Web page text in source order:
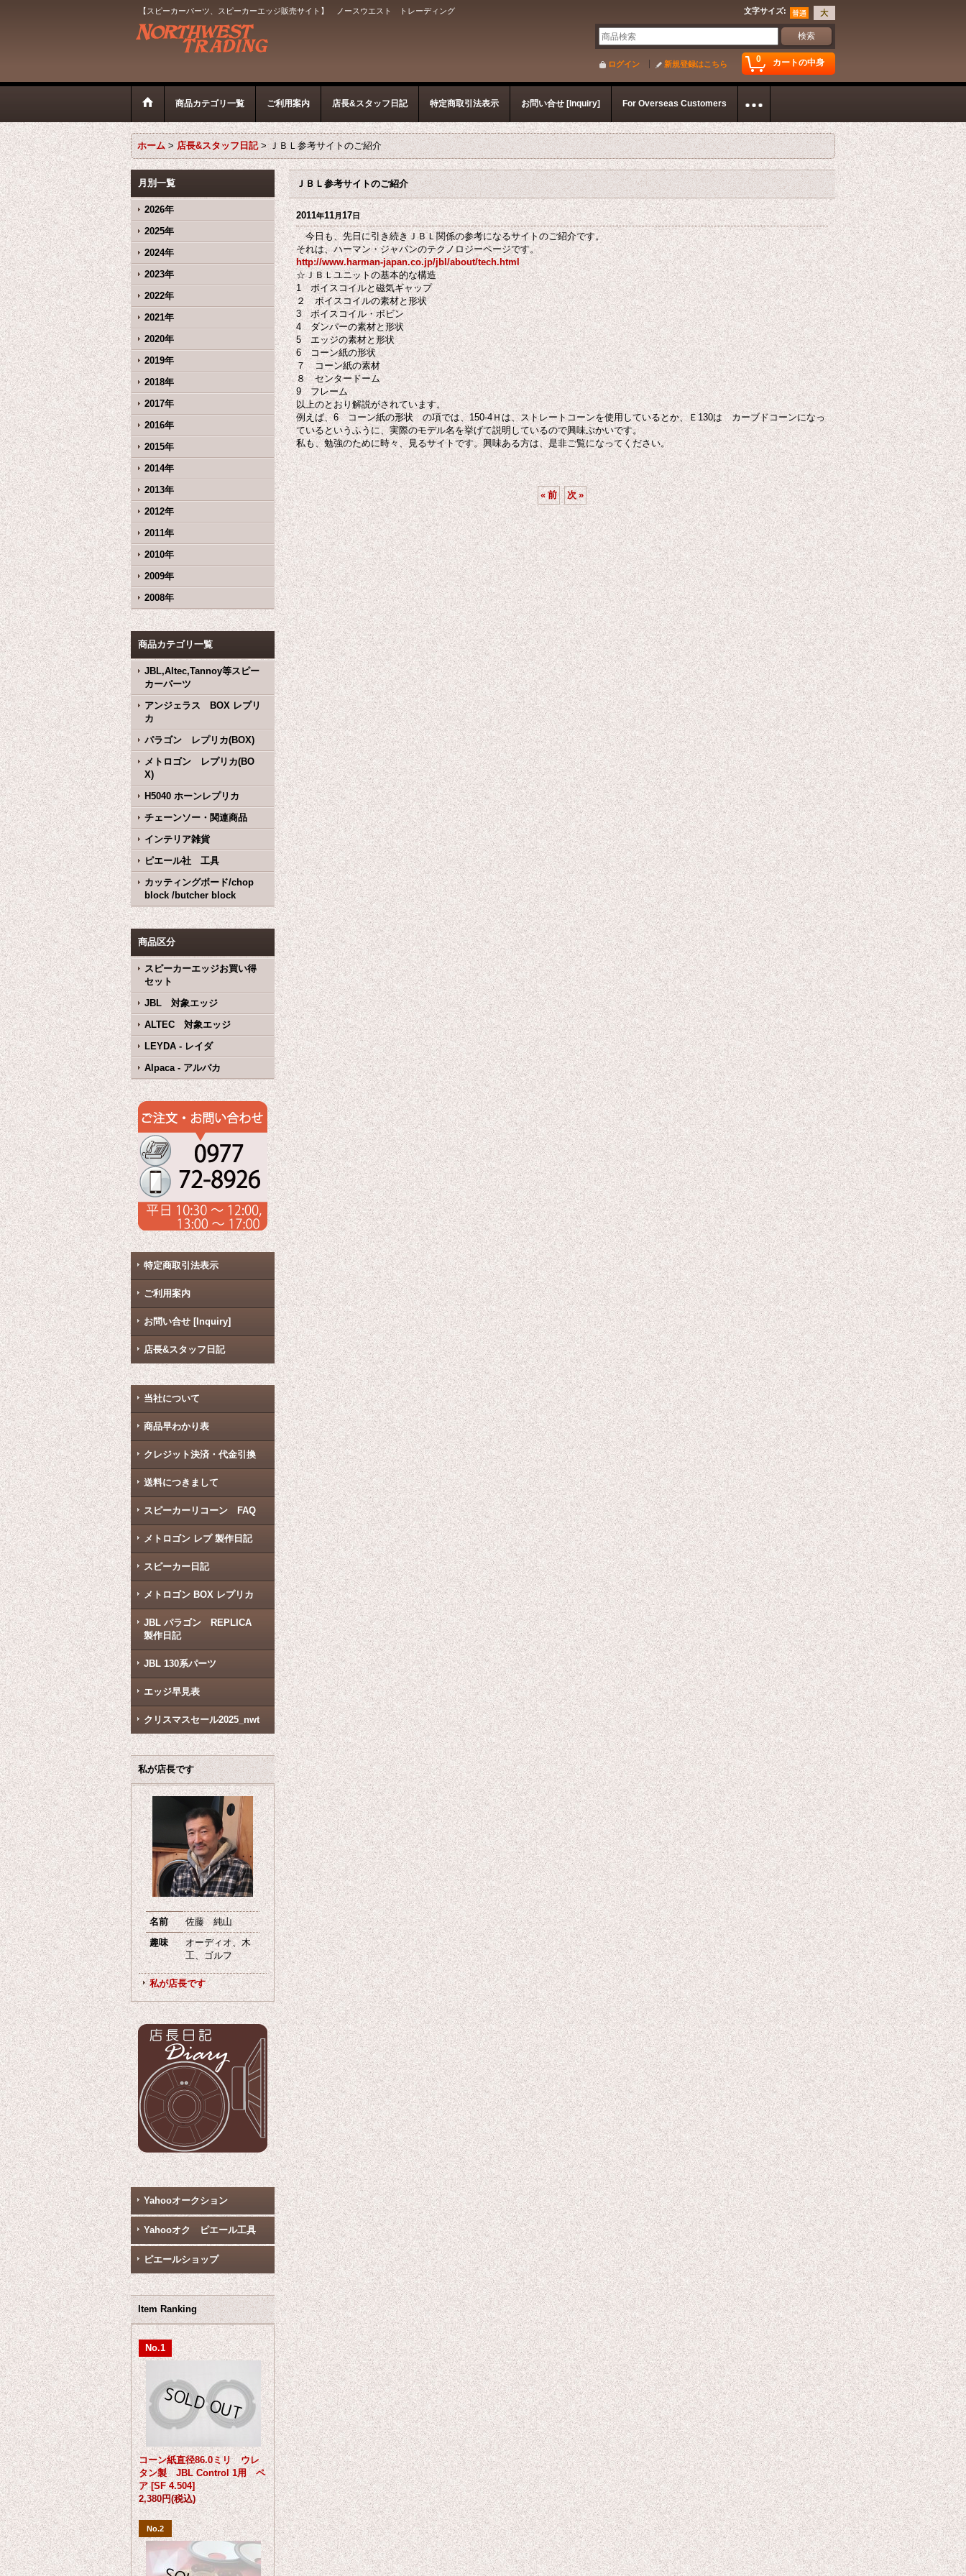
【スピーカーパーツ、スピーカーエッジ販売サイト】 ノースウエスト トレーディング 文字サイズ:
0 カートの中身
ログイン 新規登録はこちら
商品カテゴリ一覧 ご利用案内 店長&スタッフ日記 特定商取引法表示 お問い合せ [Inquiry] For Overseas Customers
ホーム > 店長&スタッフ日記 > ＪＢＬ参考サイトのご紹介
月別一覧
2026年
2025年
2024年
2023年
2022年
2021年
2020年
2019年
2018年
2017年
2016年
2015年
2014年
2013年
2012年
2011年
2010年
2009年
2008年
商品カテゴリ一覧
JBL,Altec,Tannoy等スピー
カーパーツ
アンジェラス BOX レプリ
カ
パラゴン レプリカ(BOX)
メトロゴン レプリカ(BO
X)
H5040 ホーンレプリカ
チェーンソー・関連商品
インテリア雑貨
ピエール社 工具
カッティングボード/chop
block /butcher block
商品区分
スピーカーエッジお買い得
セット
JBL 対象エッジ
ALTEC 対象エッジ
LEYDA - レイダ
Alpaca - アルパカ
特定商取引法表示
ご利用案内
お問い合せ [Inquiry]
店長&スタッフ日記
当社について
商品早わかり表
クレジット決済・代金引換
送料につきまして
スピーカーリコーン FAQ
メトロゴン レプ 製作日記
スピーカー日記
メトロゴン BOX レプリカ
JBL パラゴン REPLICA
製作日記
JBL 130系パーツ
エッジ早見表
クリスマスセール2025_nwt
私が店長です
名前
佐藤 純山
趣味
オーディオ、木
工、ゴルフ
私が店長です
Yahooオークション
Yahooオク ピエール工具
ピエールショップ
Item Ranking
No.1
コーン紙直径86.0ミリ ウレ
タン製 JBL Control 1用 ペ
ア [SF 4.504]
2,380円(税込)
No.2
ＪＢＬ参考サイトのご紹介
2011年11月17日
今日も、先日に引き続きＪＢＬ関係の参考になるサイトのご紹介です。
それは、ハーマン・ジャパンのテクノロジーページです。
http://www.harman-japan.co.jp/jbl/about/tech.html
☆ＪＢＬユニットの基本的な構造
1 ボイスコイルと磁気ギャップ
２ ボイスコイルの素材と形状
3 ボイスコイル・ボビン
4 ダンパーの素材と形状
5 エッジの素材と形状
6 コーン紙の形状
７ コーン紙の素材
８ センタードーム
9 フレーム
以上のとおり解説がされています。
例えば、6 コーン紙の形状 の項では、150-4Ｈは、ストレートコーンを使用しているとか、Ｅ130は カーブドコーンになっ
ているというふうに、実際のモデル名を挙げて説明しているので興味ぶかいです。
私も、勉強のために時々、見るサイトです。興味ある方は、是非ご覧になってください。
« 前 次 »